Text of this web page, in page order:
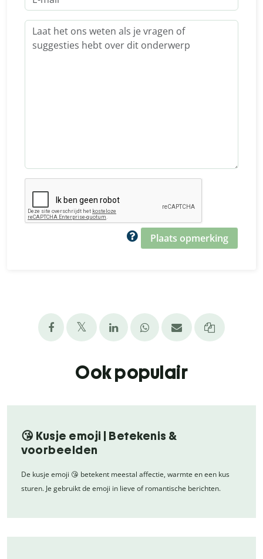
Plaats opmerking
Ook populair
😘 Kusje emoji | Betekenis &
voorbeelden
De kusje emoji 😘 betekent meestal affectie, warmte en een kus
sturen. Je gebruikt de emoji in lieve of romantische berichten.